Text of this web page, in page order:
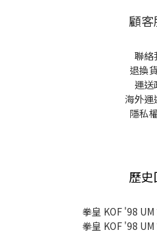
顧
聯絡
退換
運送
海外運
隱私
歷
拳皇 KOF '98
拳皇 KOF '98